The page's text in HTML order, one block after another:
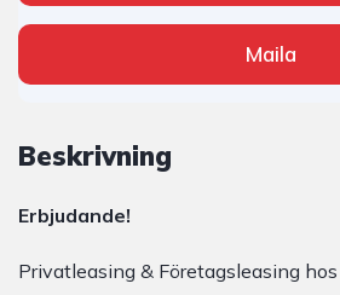
Maila
Beskrivning
Erbjudande!
Privatleasing & Företagsleasing